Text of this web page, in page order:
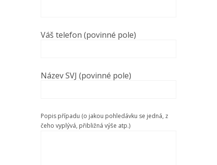
Váš telefon (povinné pole)
Název SVJ (povinné pole)
Popis případu (o jakou pohledávku se jedná, z
čeho vyplývá, přibližná výše atp.)